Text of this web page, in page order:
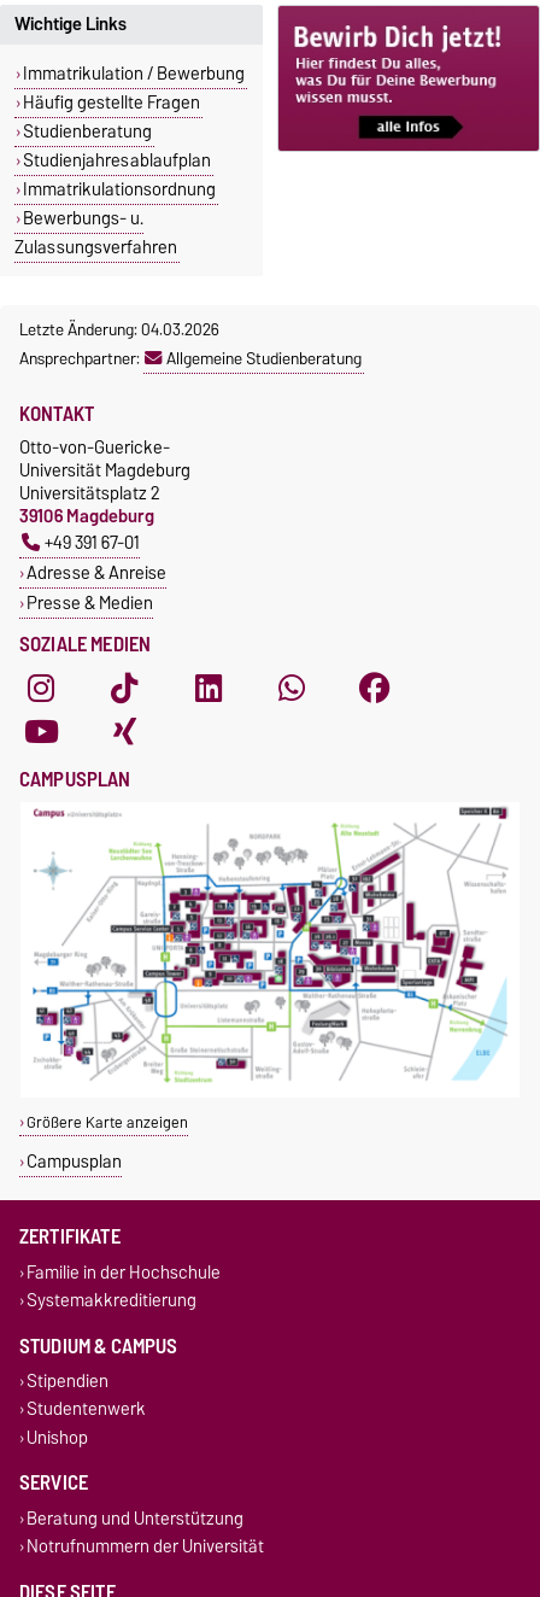
Wichtige Links
Immatrikulation / Bewerbung
Häufig gestellte Fragen
Studienberatung
Studienjahresablaufplan
Immatrikulationsordnung
Bewerbungs- u.
Zulassungsverfahren
Letzte Änderung: 04.03.2026
Ansprechpartner:
Allgemeine Studienberatung
SOZIALE MEDIEN
KONTAKT
Otto-von-Guericke-
Universität Magdeburg
Universitätsplatz 2
39106 Magdeburg
+49 391 67-01
Adresse & Anreise
Presse & Medien
CAMPUSPLAN
Größere Karte anzeigen
Campusplan
ZERTIFIKATE
Familie in der Hochschule
Systemakkreditierung
STUDIUM & CAMPUS
Stipendien
Studentenwerk
Unishop
SERVICE
Beratung und Unterstützung
Notrufnummern der Universität